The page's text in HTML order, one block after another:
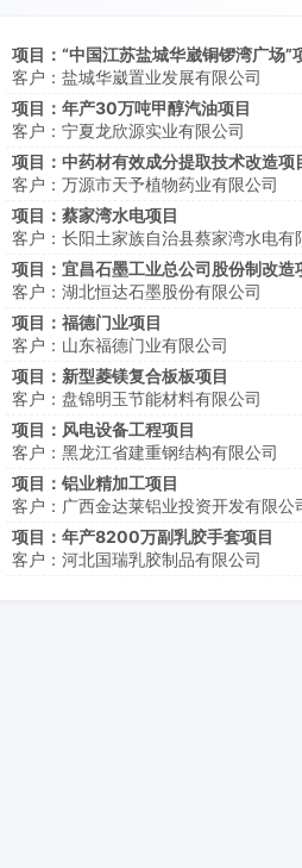
项目：“中国江苏盐城华崴铜锣湾广场”
客户：盐城华崴置业发展有限公司
项目：年产30万吨甲醇汽油项目
客户：宁夏龙欣源实业有限公司
项目：中药材有效成分提取技术改造项
客户：万源市天予植物药业有限公司
项目：蔡家湾水电项目
客户：长阳土家族自治县蔡家湾水电有
项目：宜昌石墨工业总公司股份制改造
客户：湖北恒达石墨股份有限公司
项目：福德门业项目
客户：山东福德门业有限公司
项目：新型菱镁复合板板项目
客户：盘锦明玉节能材料有限公司
项目：风电设备工程项目
客户：黑龙江省建重钢结构有限公司
项目：铝业精加工项目
客户：广西金达莱铝业投资开发有限公
项目：年产8200万副乳胶手套项目
客户：河北国瑞乳胶制品有限公司